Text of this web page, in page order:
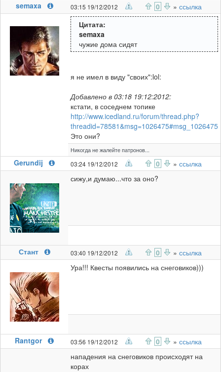
semaxa 03:15 19/12/2012 0 » ссылка
Цитата:
semaxa
чужие дома сидят
я не имел в виду "своих":lol:
Добавлено в 03:18 19:12:2012:
кстати, в соседнем топике
http://www.icedland.ru/forum/thread.php?
threadid=78581&msg=1026475#msg_1026475
Это они?
Никогда не жалейте патронов...
Gerundij 03:24 19/12/2012 0 » ссылка
сижу,и думаю...что за оно?
Стант 03:40 19/12/2012 0 » ссылка
Ура!!! Квесты появились на снеговиков)))
Rantgor 03:56 19/12/2012 0 » ссылка
нападения на снеговиков происходят на
корах